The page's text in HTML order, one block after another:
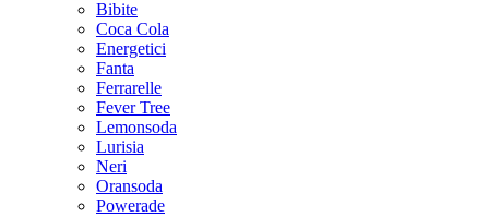
Bibite
Coca Cola
Energetici
Fanta
Ferrarelle
Fever Tree
Lemonsoda
Lurisia
Neri
Oransoda
Powerade